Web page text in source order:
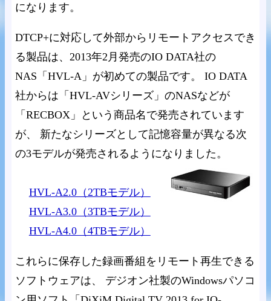
になります。
DTCP+に対応して外部からリモートアクセスでき
る製品は、2013年2月発売のIO DATA社の
NAS「HVL-A」が初めての製品です。 IO DATA
社からは「HVL-AVシリーズ」のNASなどが
「RECBOX」という商品名で発売されています
が、 新たなシリーズとして記憶容量が異なる次
の3モデルが発売されるようになりました。
HVL-A2.0（2TBモデル）
HVL-A3.0（3TBモデル）
HVL-A4.0（4TBモデル）
これらに保存した録画番組をリモート再生できる
ソフトウェアは、 デジオン社製のWindowsパソコ